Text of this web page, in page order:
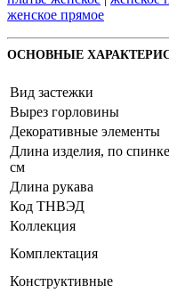
женское прямое
ОСНОВНЫЕ
Вид застежки
Вырез горловины
Декоративные элементы
Длина изделия, по
см
Длина рукава
Код ТНВЭД
Коллекция
Комплектация
Конструктивные